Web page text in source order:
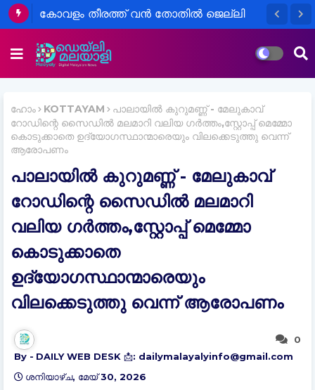
കോവളം തീരത്ത് വൻ തോതിൽ ജെല്ലി
ഹോം KOTTAYAM
പാലായിൽ കുറുമണ്ണ് - മേലുകാവ്
റോഡിന്റെ സൈഡിൽ മലമാറി വലിയ ഗർത്തം,സ്റ്റോപ്പ് മെമ്മോ
കൊടുക്കാതെ ഉദ്യോഗസ്ഥാന്മാരെയും വിലക്കെടുത്തു വെന്ന്
ആരോപണം
പാലായിൽ കുറുമണ്ണ് - മേലുകാവ്
റോഡിന്റെ സൈഡിൽ മലമാറി
വലിയ ഗർത്തം,സ്റ്റോപ്പ് മെമ്മോ
കൊടുക്കാതെ
ഉദ്യോഗസ്ഥാന്മാരെയും
വിലക്കെടുത്തു വെന്ന് ആരോപണം
0
DAILY WEB DESK 📩: dailymalayalyinfo@gmail.com
ശനിയാഴ്‌ച, മേയ് 30, 2026